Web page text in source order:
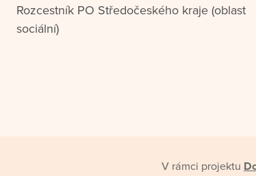
Rozcestník PO Středočeského kraje (oblast
sociální)
V rámci projektu